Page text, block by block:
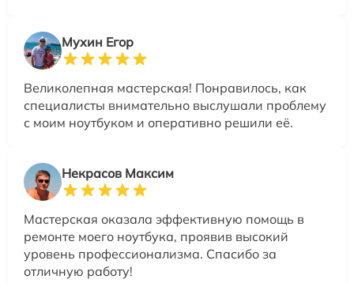
Мухин Егор
Великолепная мастерская! Понравилось, как
специалисты внимательно выслушали проблему
с моим ноутбуком и оперативно решили её.
Некрасов Максим
Мастерская оказала эффективную помощь в
ремонте моего ноутбука, проявив высокий
уровень профессионализма. Спасибо за
отличную работу!